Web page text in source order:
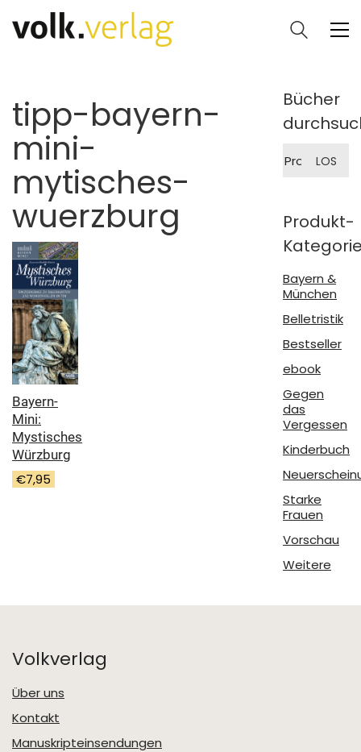
tipp-bayern-
mini-
mytisches-
wuerzburg
Bayern-
Mini:
Mystisches
Würzburg
€7,95
Bücher
nach:
LOS
Produkt-
Bayern &
München
Belletristik
Bestseller
ebook
Gegen
das
Vergessen
Kinderbuch
Starke
Frauen
Vorschau
Weitere
Volkverlag
Über uns
Kontakt
Manuskripteinsendungen